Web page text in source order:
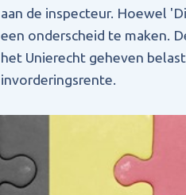
aan de inspecteur. Hoewel
een onderscheid te maken.
het Unierecht geheven
invorderingsrente.